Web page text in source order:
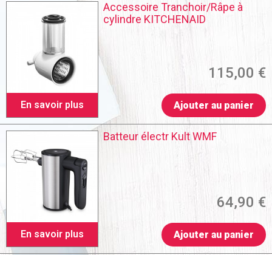
En savoir plus
Accessoire Tranchoir/Râpe à
cylindre KITCHENAID
115,00 €
Ajouter au panier
En savoir plus
Batteur électr Kult WMF
64,90 €
Ajouter au panier